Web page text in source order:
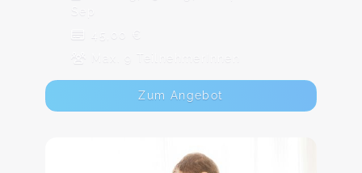
Sep
45,00 €
Max. 9 TeilnehmerInnen
Zum Angebot